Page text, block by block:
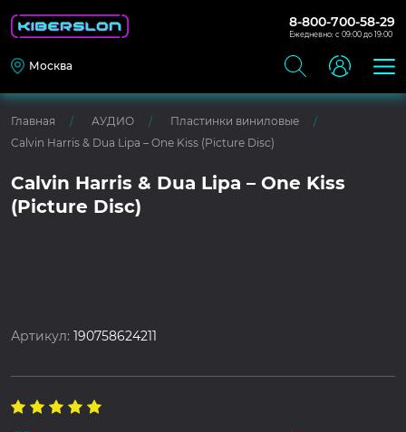
8-800-700-58-29
Ежедневно: с 09:00 до 19:00
Москва
Главная АУДИО
Пластинки виниловые
Calvin Harris & Dua Lipa – One Kiss (Picture Disc)
Calvin Harris & Dua Lipa – One Kiss
(Picture Disc)
Артикул:190758624211